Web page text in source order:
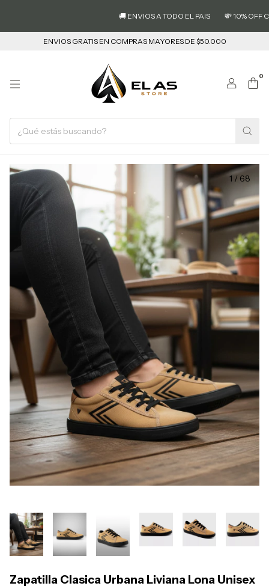
🚚 ENVIOS A TODO EL PAIS 💸 10% OFF
ENVIOS GRATIS EN COMPRAS MAYORES DE $50.000
0
1 / 68
Zapatilla Clasica Urbana Liviana Lona Unisex